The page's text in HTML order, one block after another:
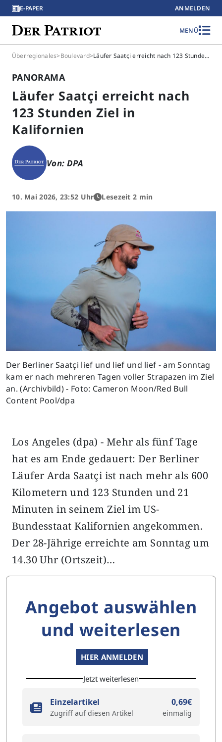
E-PAPER ANMELDEN
MENÜ
Überregionales>Boulevard> Läufer Saatçi erreicht nach 123 Stunden Ziel in Kalifornien
PANORAMA
Läufer Saatçi erreicht nach
123 Stunden Ziel in
Kalifornien
Von: DPA
10. Mai 2026, 23:52 Uhr Lesezeit 2 min
Der Berliner Saatçi lief und lief und lief - am Sonntag
kam er nach mehreren Tagen voller Strapazen im Ziel
an. (Archivbild) - Foto: Cameron Moon/Red Bull
Content Pool/dpa
Los Angeles (dpa) - Mehr als fünf Tage
hat es am Ende gedauert: Der Berliner
Läufer Arda Saatçi ist nach mehr als 600
Kilometern und 123 Stunden und 21
Minuten in seinem Ziel im US-
Bundesstaat Kalifornien angekommen.
Der 28-Jährige erreichte am Sonntag um
14.30 Uhr (Ortszeit)…
Angebot auswählen
und weiterlesen
HIER ANMELDEN
Jetzt weiterlesen
Einzelartikel
Zugriff auf diesen Artikel
0,69€
einmalig